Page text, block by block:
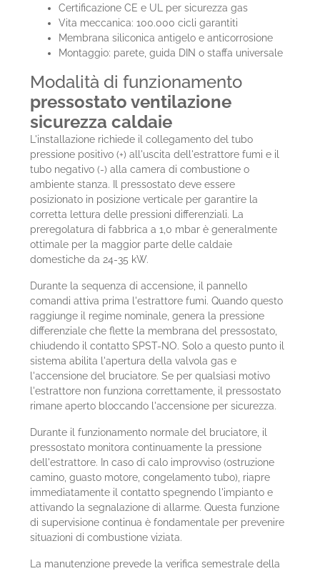
Certificazione CE e UL per sicurezza gas
Vita meccanica: 100.000 cicli garantiti
Membrana siliconica antigelo e anticorrosione
Montaggio: parete, guida DIN o staffa universale
Modalità di funzionamento
pressostato ventilazione
sicurezza caldaie
L'installazione richiede il collegamento del tubo
pressione positivo (+) all'uscita dell'estrattore fumi e il
tubo negativo (-) alla camera di combustione o
ambiente stanza. Il pressostato deve essere
posizionato in posizione verticale per garantire la
corretta lettura delle pressioni differenziali. La
preregolatura di fabbrica a 1,0 mbar è generalmente
ottimale per la maggior parte delle caldaie
domestiche da 24-35 kW.
Durante la sequenza di accensione, il pannello
comandi attiva prima l'estrattore fumi. Quando questo
raggiunge il regime nominale, genera la pressione
differenziale che flette la membrana del pressostato,
chiudendo il contatto SPST-NO. Solo a questo punto il
sistema abilita l'apertura della valvola gas e
l'accensione del bruciatore. Se per qualsiasi motivo
l'estrattore non funziona correttamente, il pressostato
rimane aperto bloccando l'accensione per sicurezza.
Durante il funzionamento normale del bruciatore, il
pressostato monitora continuamente la pressione
dell'estrattore. In caso di calo improvviso (ostruzione
camino, guasto motore, congelamento tubo), riapre
immediatamente il contatto spegnendo l'impianto e
attivando la segnalazione di allarme. Questa funzione
di supervisione continua è fondamentale per prevenire
situazioni di combustione viziata.
La manutenzione prevede la verifica semestrale della